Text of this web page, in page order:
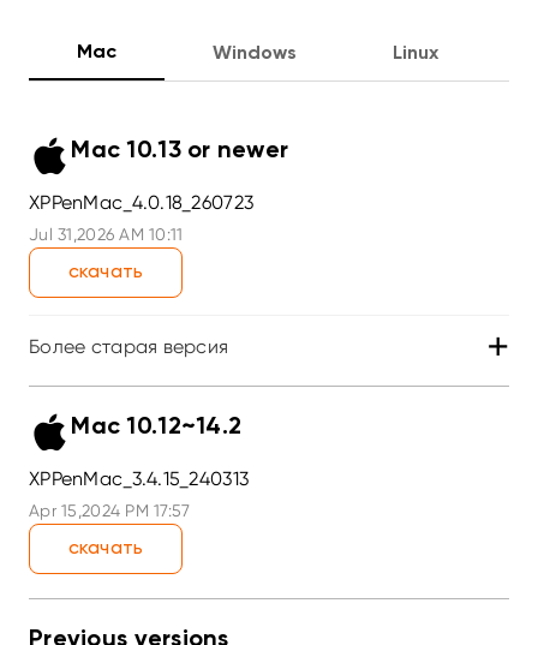
Mac Windows Linux
Mac 10.13 or newer
XPPenMac_4.0.18_260723
Jul 31,2026 AM 10:11
скачать
Более старая версия +
Mac 10.12~14.2
XPPenMac_3.4.15_240313
Apr 15,2024 PM 17:57
скачать
Previous versions